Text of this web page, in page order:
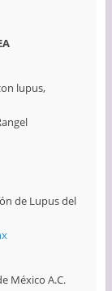
lupus,
de Lupus del
México A.C.